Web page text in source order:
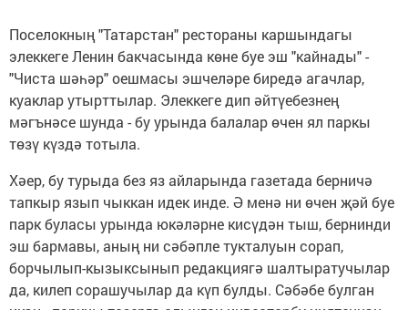
Поселокның "Татарстан" рестораны каршындагы
элеккеге Ленин бакчасында көне буе эш "кайнады" -
"Чиста шәһәр" оешмасы эшчеләре биредә агачлар,
куаклар утырттылар. Элеккеге дип әйтүебезнең
мәгънәсе шунда - бу урында балалар өчен ял паркы
төзү күздә тотыла.
Хәер, бу турыда без яз айларында газетада берничә
тапкыр язып чыккан идек инде. Ә менә ни өчен җәй буе
парк буласы урында юкәләрне кисүдән тыш, бернинди
эш бармавы, аның ни сәбәпле тукталуын сорап,
борчылып-кызыксынып редакциягә шалтыратучылар
да, килеп сорашучылар да күп булды. Сәбәбе булган